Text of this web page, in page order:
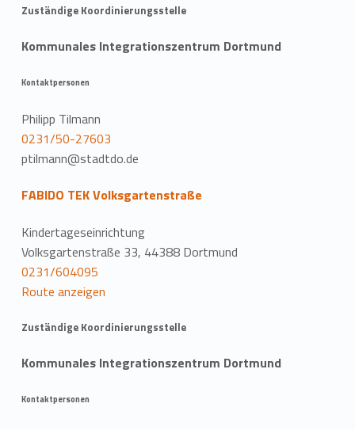
Zuständige Koordinierungsstelle
Kommunales Integrationszentrum Dortmund
Kontaktpersonen
Philipp Tilmann
0231/50-27603
ptilmann@stadtdo.de
FABIDO TEK Volksgartenstraße
Kindertageseinrichtung
Volksgartenstraße 33, 44388 Dortmund
0231/604095
Route anzeigen
Zuständige Koordinierungsstelle
Kommunales Integrationszentrum Dortmund
Kontaktpersonen